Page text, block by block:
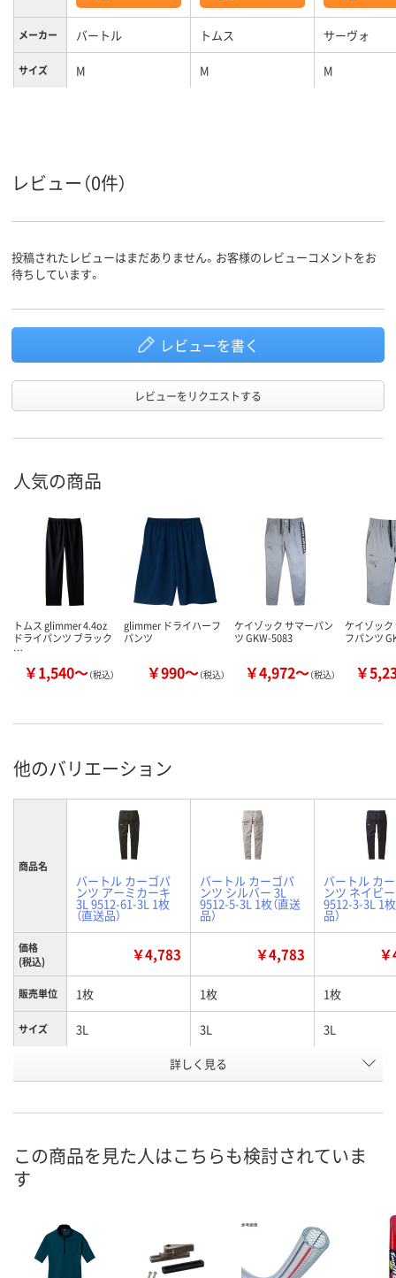
メーカー バートル トムス サーヴォ
サイズ M M M
レビュー（0件）
投稿されたレビューはまだありません。お客様のレビューコメントをお
待ちしています。
レビューを書く
レビューをリクエストする
人気の商品
トムス glimmer 4.4oz
ドライパンツ ブラック
…
￥1,540～（税込）
glimmer ドライハーフ
パンツ
￥990～（税込）
ケイゾック サマーパン
ツ GKW-5083
￥4,972～（税込）
ケイゾッ
フパンツ
￥
他のバリエーション
商品名
バートル カーゴパ
ンツ アーミカーキ
3L 9512-61-3L 1枚
（直送品）
バートル カーゴパ
ンツ シルバー 3L
9512-5-3L 1枚（直送
品）
バートル カ
ンツ ネイビ
9512-3-3L 1枚
品）
価格
(税込)
￥4,783 ￥4,783
販売単位 1枚 1枚 1枚
サイズ 3L 3L 3L
シルバー ネイビー
号
お届け日
メーカー都合により
販売停止中です
カゴへ
メーカー都合
販売停止中で
詳しく見る
この商品を見た人はこちらも検討されていま
す